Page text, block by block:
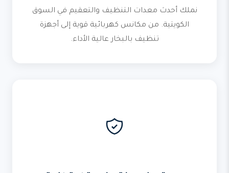
نملك أحدث معدات التنظيف والتعقيم في السوق
الكويتية. من مكانس كهربائية قوية إلى أجهزة
تنظيف بالبخار عالية الأداء.